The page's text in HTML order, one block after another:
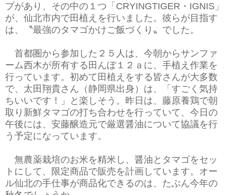
プがあり、その中の１つ「CRYINGTIGER・IGNIS」
が、仙北市内で田植えを行いました。彼らが目指す
は、〝最強のタマゴかけご飯づくり〟でした。
首都圏から参加した２５人は、今朝からサンファ
ーム西木が所有する田んぼ１２ａに、手植え作業を
行っています。初めて田植えをする皆さんが大多数
で、太田翔貴さん（静岡県出身）は、「すごく気持
ちいいです！」と楽しそう。昨日は、藤原養鶏で朝
取り新鮮タマゴの打ち合わせを行っていて、今日の
午後には、安藤醸造元で厳選醤油について協議を行
う予定になっています。
無農薬栽培のお米を精米し、醤油とタマゴをセッ
トにして、限定商品で販売を計画しています。オー
ル仙北の手仕事が商品化できるのは、たぶん今年の